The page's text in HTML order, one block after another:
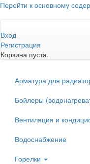
Перейти к основному
Вход
Регистрация
Корзина пуста.
Арматура для
Бойлеры
Вентиляция и
Водоснабжение
Горелки